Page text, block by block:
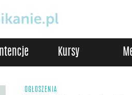
Intencje Kursy
OGŁOSZENIA